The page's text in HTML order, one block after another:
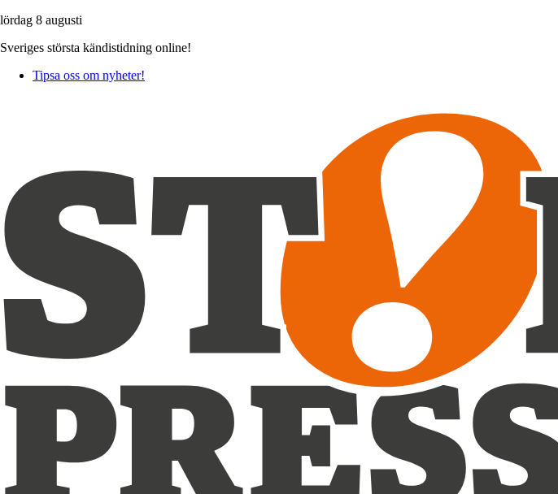
lördag 8 augusti
Sveriges största kändistidning online!
Tipsa oss om nyheter!